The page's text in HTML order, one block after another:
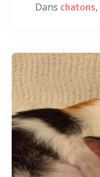
Dans chatons,